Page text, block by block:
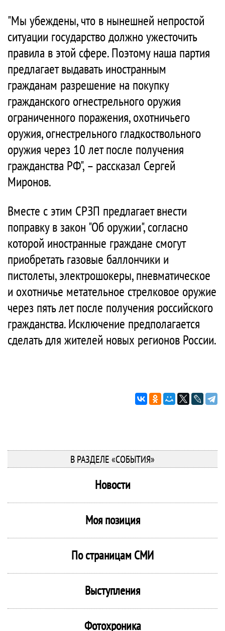
"Мы убеждены, что в нынешней непростой
ситуации государство должно ужесточить
правила в этой сфере. Поэтому наша партия
предлагает выдавать иностранным
гражданам разрешение на покупку
гражданского огнестрельного оружия
ограниченного поражения, охотничьего
оружия, огнестрельного гладкоствольного
оружия через 10 лет после получения
гражданства РФ", – рассказал Сергей
Миронов.
Вместе с этим СРЗП предлагает внести
поправку в закон "Об оружии", согласно
которой иностранные граждане смогут
приобретать газовые баллончики и
пистолеты, электрошокеры, пневматическое
и охотничье метательное стрелковое оружие
через пять лет после получения российского
гражданства. Исключение предполагается
сделать для жителей новых регионов России.
В РАЗДЕЛЕ «СОБЫТИЯ»
Новости
Моя позиция
По страницам СМИ
Выступления
Фотохроника